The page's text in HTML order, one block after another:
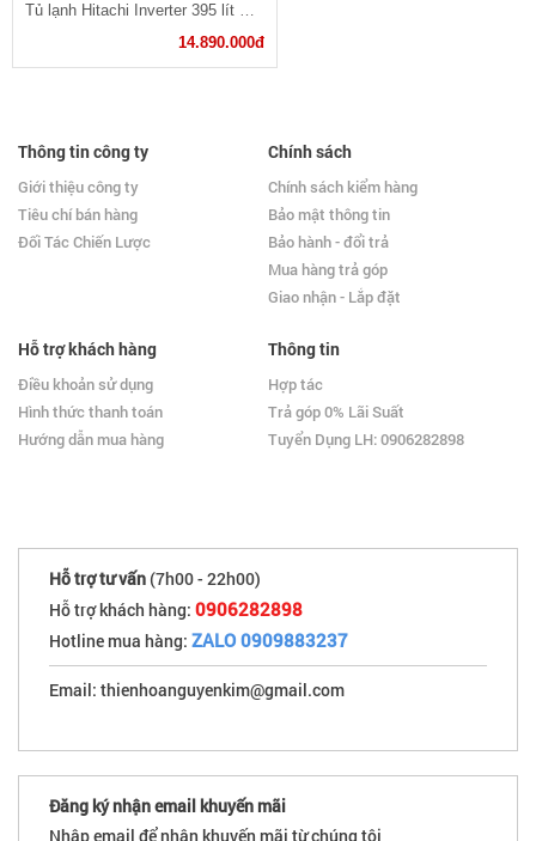
Tủ lạnh Hitachi Inverter 395 lít R-VG470PGV3 GBK
14.890.000đ
Thông tin công ty
Giới thiệu công ty
Tiêu chí bán hàng
Đối Tác Chiến Lược
Chính sách
Chính sách kiểm hàng
Bảo mật thông tin
Bảo hành - đổi trả
Mua hàng trả góp
Giao nhận - Lắp đặt
Hỗ trợ khách hàng
Điều khoản sử dụng
Hình thức thanh toán
Hướng dẫn mua hàng
Thông tin
Hợp tác
Trả góp 0% Lãi Suất
Tuyển Dụng LH: 0906282898
Hỗ trợ tư vấn (7h00 - 22h00)
Hỗ trợ khách hàng: 0906282898
Hotline mua hàng: ZALO 0909883237
Email: thienhoanguyenkim@gmail.com
Đăng ký nhận email khuyến mãi
Nhập email để nhận khuyến mãi từ chúng tôi